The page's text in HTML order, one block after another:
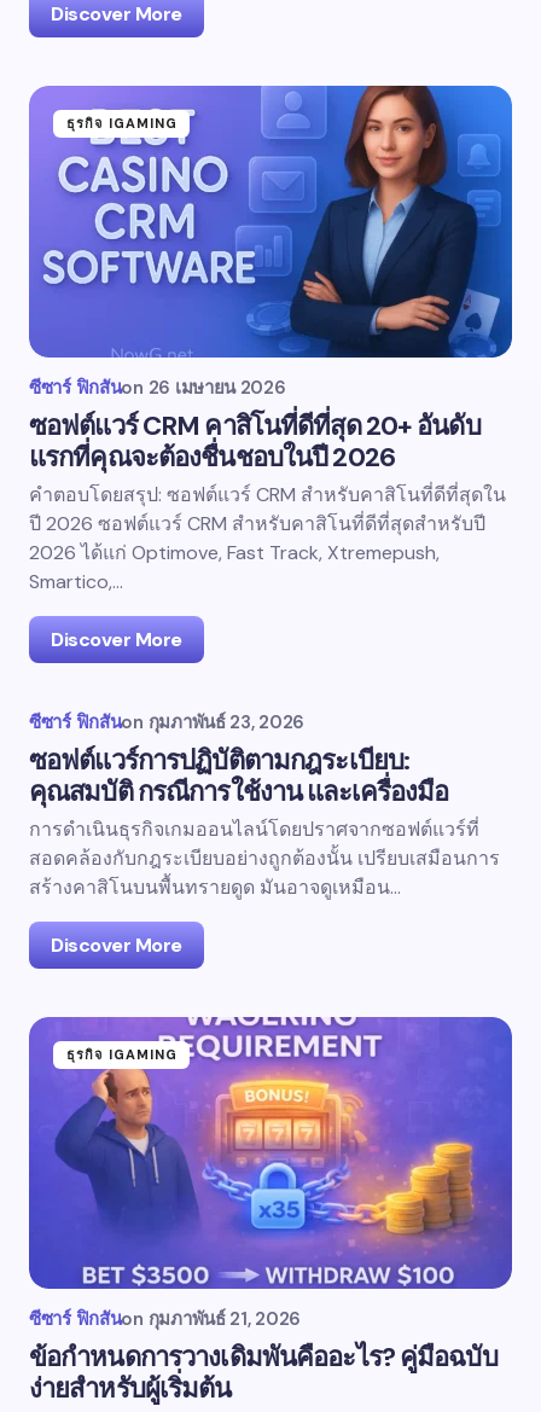
Discover More
ธุรกิจ IGAMING
ซีซาร์ ฟิกสันon 26 เมษายน 2026
ซอฟต์แวร์ CRM คาสิโนที่ดีที่สุด 20+ อันดับ
แรกที่คุณจะต้องชื่นชอบในปี 2026
คำตอบโดยสรุป: ซอฟต์แวร์ CRM สำหรับคาสิโนที่ดีที่สุดใน
ปี 2026 ซอฟต์แวร์ CRM สำหรับคาสิโนที่ดีที่สุดสำหรับปี
2026 ได้แก่ Optimove, Fast Track, Xtremepush,
Smartico,…
Discover More
ซีซาร์ ฟิกสันon กุมภาพันธ์ 23, 2026
ซอฟต์แวร์การปฏิบัติตามกฎระเบียบ:
คุณสมบัติ กรณีการใช้งาน และเครื่องมือ
การดำเนินธุรกิจเกมออนไลน์โดยปราศจากซอฟต์แวร์ที่
สอดคล้องกับกฎระเบียบอย่างถูกต้องนั้น เปรียบเสมือนการ
สร้างคาสิโนบนพื้นทรายดูด มันอาจดูเหมือน...
Discover More
ธุรกิจ IGAMING
ซีซาร์ ฟิกสันon กุมภาพันธ์ 21, 2026
ข้อกำหนดการวางเดิมพันคืออะไร? คู่มือฉบับ
ง่ายสำหรับผู้เริ่มต้น